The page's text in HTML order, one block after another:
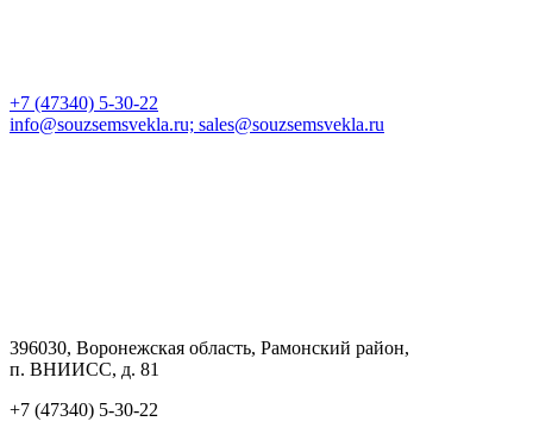
+7 (47340) 5-30-22
info@souzsemsvekla.ru; sales@souzsemsvekla.ru
396030, Воронежская область, Рамонский район,
п. ВНИИСС, д. 81
+7 (47340) 5-30-22